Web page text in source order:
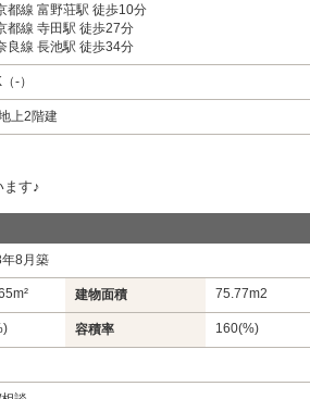
都線 富野荘駅 徒歩10分
都線 寺田駅 徒歩27分
良線 長池駅 徒歩34分
-）
上2階建
ます♪
8月築
建物面積 75.77m2
容積率 160(%)